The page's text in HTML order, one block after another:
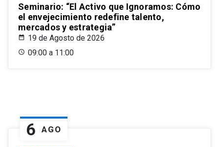
Seminario: “El Activo que Ignoramos: Cómo
el envejecimiento redefine talento,
mercados y estrategia”
19 de Agosto de 2026
09:00 a 11:00
6 AGO